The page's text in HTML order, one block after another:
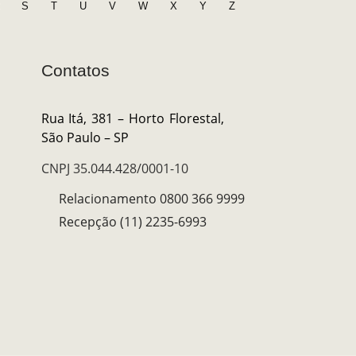
S T U V W X Y Z
Contatos
Rua Itá, 381 – Horto Florestal,
São Paulo – SP
CNPJ 35.044.428/0001-10
Relacionamento 0800 366 9999
Recepção (11) 2235-6993